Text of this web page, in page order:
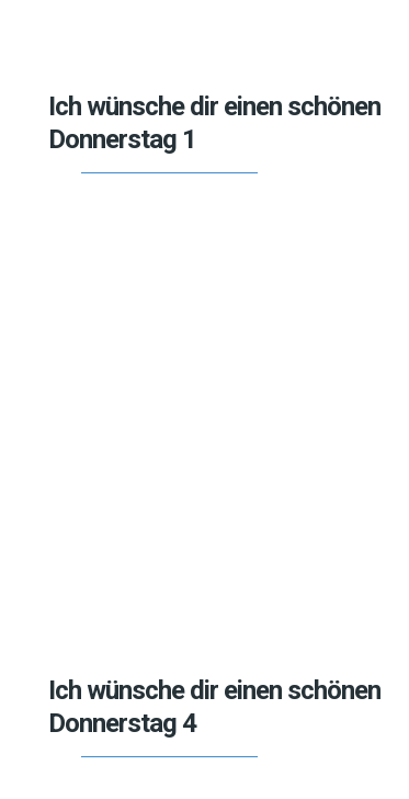
Ich wünsche dir einen schönen
Donnerstag 1
Ich wünsche dir einen schönen
Donnerstag 4